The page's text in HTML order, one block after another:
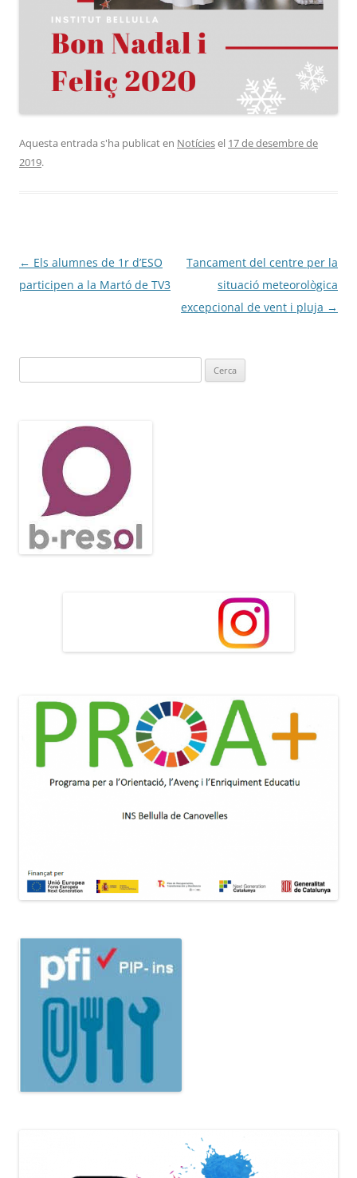
Aquesta entrada s'ha publicat en Notíciesel 17 de desembre de
2019.
Navegació
per
← Els alumnes de 1r d’ESO
participen a la Martó de TV3
Tancament del centre per la
situació meteorològica
excepcional de vent i pluja →